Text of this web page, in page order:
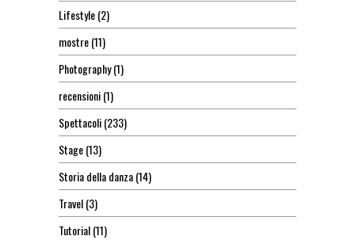
Lifestyle(2)
mostre(11)
Photography(1)
recensioni(1)
Spettacoli(233)
Stage(13)
Storia della danza(14)
Travel(3)
Tutorial(11)